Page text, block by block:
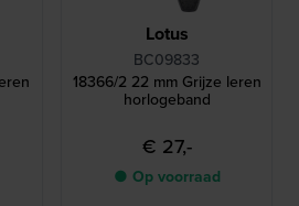
Lotus
BC09833
18366/2 22 mm Grijze leren
horlogeband
€ 27,-
● Op voorraad